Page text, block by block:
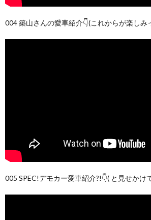
004 築山さんの愛車紹介👇(これからが楽し
005 SPEC!デモカー愛車紹介?!👇( と見せかけ